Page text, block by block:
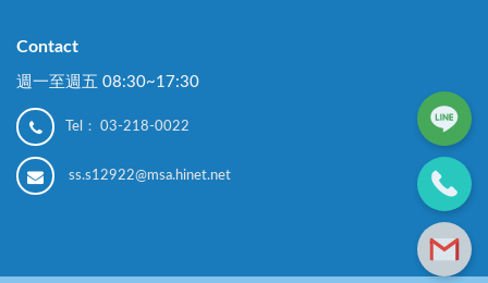
Contact
週一至週五 08:30~17:30
Tel： 03-218-0022
ss.s12922@msa.hinet.net